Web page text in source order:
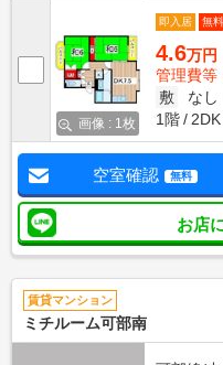
画像 : 1枚
即入居 無
4.6万円
管理費等
敷
なし
1階
2DK
空室確認 無料
お店
賃貸マンション
ミチルーム可部南